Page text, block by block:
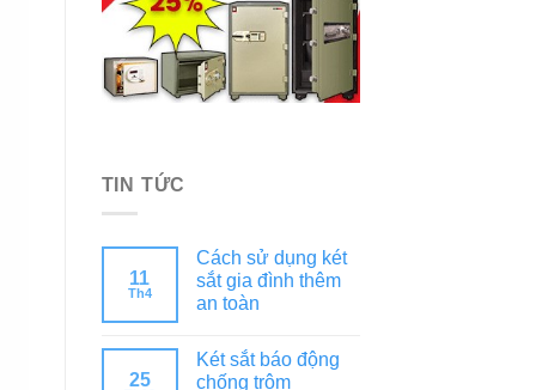
TIN TỨC
11
Th4
Cách sử dụng két
sắt gia đình thêm
an toàn
25
Két sắt báo động
chống trộm